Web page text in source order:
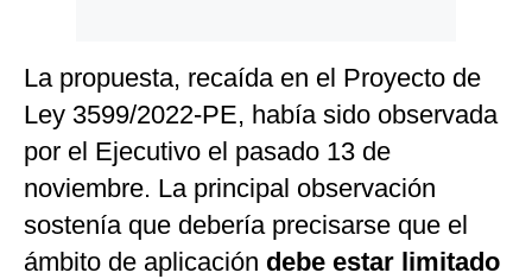
La propuesta, recaída en el Proyecto de
Ley 3599/2022-PE, había sido observada
por el Ejecutivo el pasado 13 de
noviembre. La principal observación
sostenía que debería precisarse que el
ámbito de aplicación debe estar limitado